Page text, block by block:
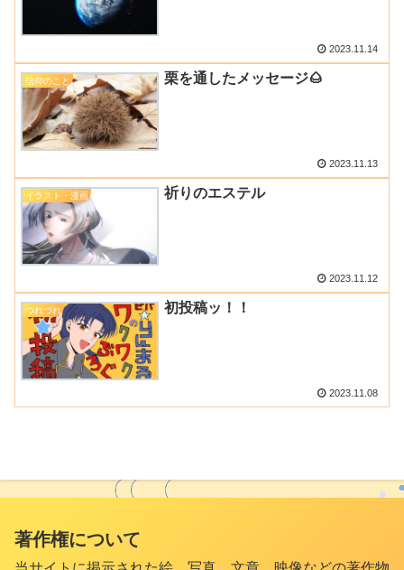
2023.11.14
信仰のこと 栗を通したメッセージ🌰
2023.11.13
イラスト・漫画 祈りのエステル
2023.11.12
つれづれ 初投稿ッ！！
2023.11.08
著作権について